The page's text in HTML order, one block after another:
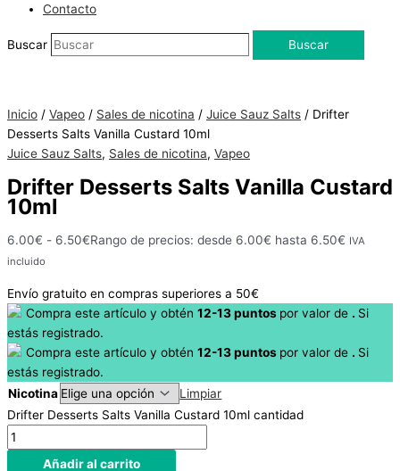
Contacto
Buscar Buscar
Inicio / Vapeo / Sales de nicotina / Juice Sauz Salts / Drifter
Desserts Salts Vanilla Custard 10ml
Juice Sauz Salts, Sales de nicotina, Vapeo
Drifter Desserts Salts Vanilla Custard
10ml
6.00€ - 6.50€Rango de precios: desde 6.00€ hasta 6.50€ IVA
incluido
Envío gratuito en compras superiores a 50€
Compra este artículo y obtén 12-13puntos por valor de . Si
estás registrado.
Compra este artículo y obtén 12-13puntos por valor de . Si
estás registrado.
Nicotina
Limpiar
Drifter Desserts Salts Vanilla Custard 10ml cantidad
Añadir al carrito